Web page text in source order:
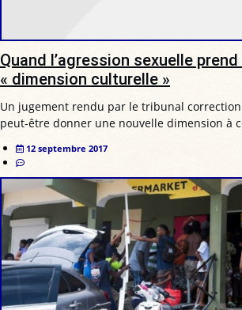
Quand l’agression sexuelle prend
« dimension culturelle »
Un jugement rendu par le tribunal
peut-être donner une nouvelle dimension à
12 septembre 2017